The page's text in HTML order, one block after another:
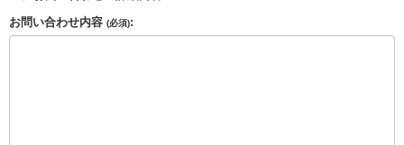
お問い合わせ内容 (必須):